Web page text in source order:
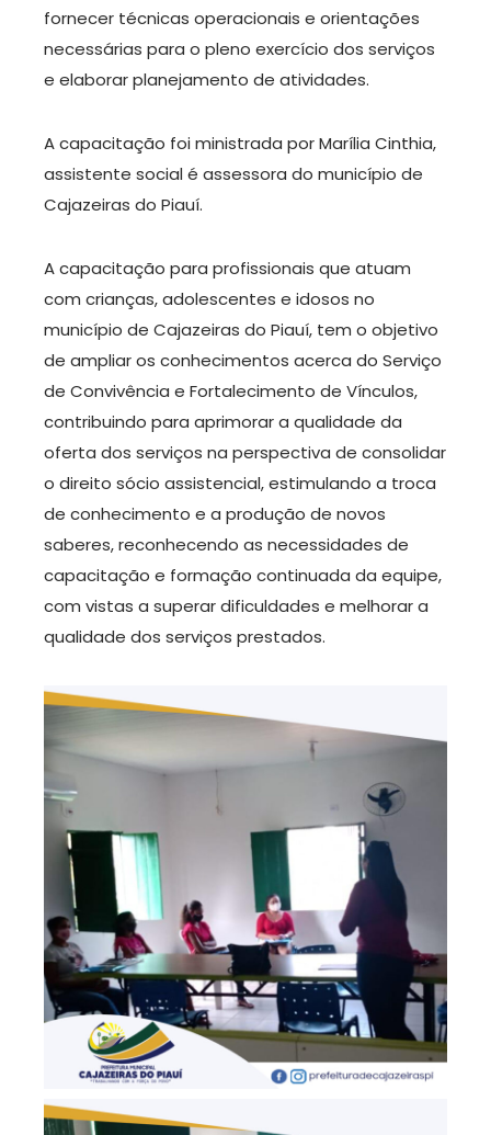
fornecer técnicas operacionais e orientações
necessárias para o pleno exercício dos serviços
e elaborar planejamento de atividades.
A capacitação foi ministrada por Marília Cinthia,
assistente social é assessora do município de
Cajazeiras do Piauí.
A capacitação para profissionais que atuam
com crianças, adolescentes e idosos no
município de Cajazeiras do Piauí, tem o objetivo
de ampliar os conhecimentos acerca do Serviço
de Convivência e Fortalecimento de Vínculos,
contribuindo para aprimorar a qualidade da
oferta dos serviços na perspectiva de consolidar
o direito sócio assistencial, estimulando a troca
de conhecimento e a produção de novos
saberes, reconhecendo as necessidades de
capacitação e formação continuada da equipe,
com vistas a superar dificuldades e melhorar a
qualidade dos serviços prestados.